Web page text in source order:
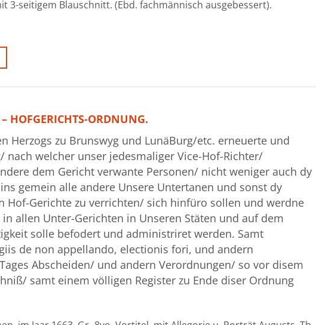
3-seitigem Blauschnitt. (Ebd. fachmännisch ausgebessert).
ORDNUNG.
Herzogs zu Brunswyg und LunäBurg/etc. erneuerte und
nach welcher unser jedesmaliger Vice-Hof-Richter/
dem Gericht verwante Personen/ nicht weniger auch dy
gemein alle andere Unsere Untertanen und sonst dy
Hof-Gerichte zu verrichten/ sich hinfüro sollen und werdne
allen Unter-Gerichten in Unseren Stäten und auf dem
solle befodert und administriret werden. Samt
de non appellando, electionis fori, und andern
Abscheiden/ und andern Verordnungen/ so vor disem
samt einem völligen Register zu Ende diser Ordnung